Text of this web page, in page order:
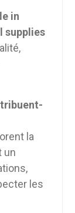
in
supplies
la
un
les